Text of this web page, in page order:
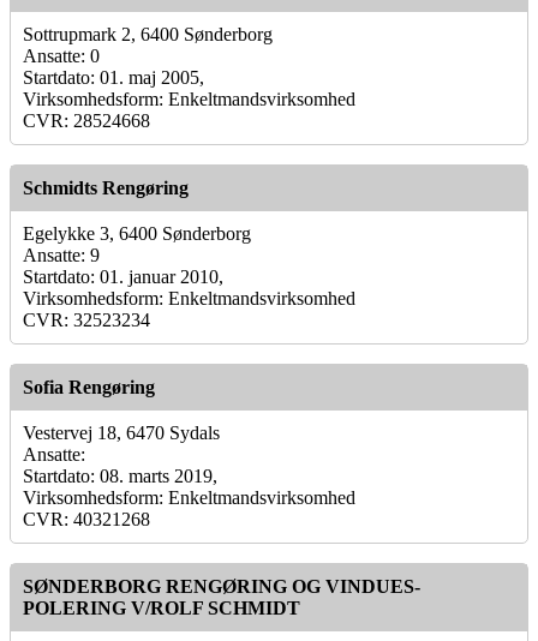
Sottrupmark 2, 6400 Sønderborg
Ansatte: 0
Startdato: 01. maj 2005,
Virksomhedsform: Enkeltmandsvirksomhed
CVR: 28524668
Schmidts Rengøring
Egelykke 3, 6400 Sønderborg
Ansatte: 9
Startdato: 01. januar 2010,
Virksomhedsform: Enkeltmandsvirksomhed
CVR: 32523234
Sofia Rengøring
Vestervej 18, 6470 Sydals
Ansatte:
Startdato: 08. marts 2019,
Virksomhedsform: Enkeltmandsvirksomhed
CVR: 40321268
SØNDERBORG RENGØRING OG VINDUES-
POLERING V/ROLF SCHMIDT